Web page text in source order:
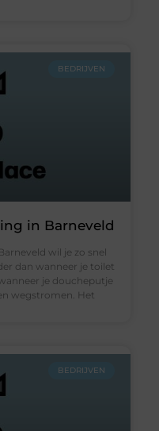
BEDRIJVEN
in Barneveld
wil je zo snel
dan wanneer je toilet
je doucheputje
wegstromen. Het
BEDRIJVEN